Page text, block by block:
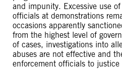
and impunity. Excessive use
officials at demonstrations
occasions apparently
from the highest level of
of cases, investigations into
abuses are not effective and
enforcement officials to justice